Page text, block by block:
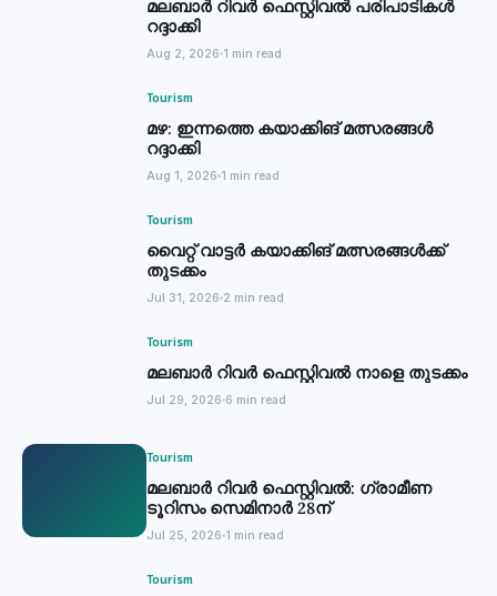
മലബാർ റിവർ ഫെസ്റ്റിവൽ പരിപാടികൾ
റദ്ദാക്കി
Aug 2, 2026 1 min read
Tourism
മഴ: ഇന്നത്തെ കയാക്കിങ് മത്സരങ്ങൾ
റദ്ദാക്കി
Aug 1, 2026 1 min read
Tourism
വൈറ്റ് വാട്ടര്‍ കയാക്കിങ് മത്സരങ്ങള്‍ക്ക്
തുടക്കം
Jul 31, 2026 2 min read
Tourism
മലബാർ റിവർ ഫെസ്റ്റിവൽ നാളെ തുടക്കം
Jul 29, 2026 6 min read
Tourism
മലബാര്‍ റിവര്‍ ഫെസ്റ്റിവല്‍: ഗ്രാമീണ
ടൂറിസം സെമിനാര്‍ 28ന്
Jul 25, 2026 1 min read
Tourism